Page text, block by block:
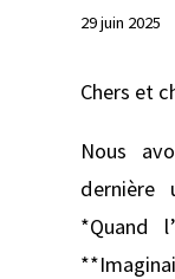
29 juin 2025
Chers et
Nous
dernière
*Quand